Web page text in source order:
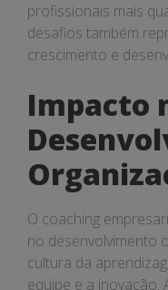
profissionais mais
desafios também
crescimento e
Impacto
O coaching
no desenvolvimento
cultura da
equipe e a inovação.